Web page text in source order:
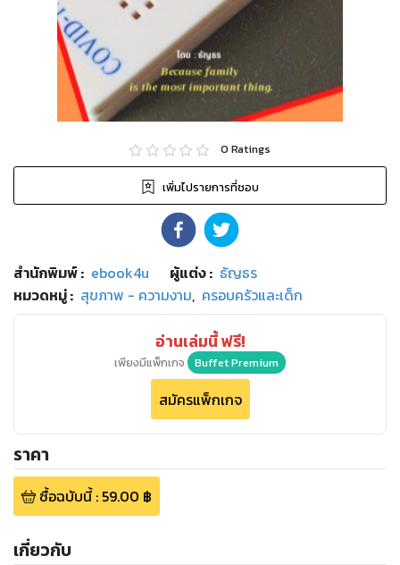
0 Ratings
เพิ่มไปรายการที่ชอบ
สำนักพิมพ์: ebook4u ผู้แต่ง : ธัญธร
หมวดหมู่: สุขภาพ - ความงาม, ครอบครัวและเด็ก
อ่านเล่มนี้ ฟรี!
เพียงมีแพ็กเกจ Buffet Premium
สมัครแพ็กเกจ
ราคา
ซื้อฉบับนี้: 59.00 ฿
เกี่ยวกับ